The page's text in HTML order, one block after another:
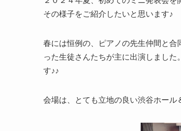
その様子をご紹介したいと思います♪
春には恒例の、ピアノの先生仲間と
った生徒さんたちが主に出演しまし
す♪♪
会場は、とても立地の良い渋谷ホー